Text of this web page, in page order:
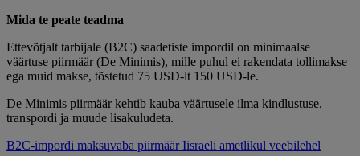
Mida te peate teadma
Ettevõtjalt tarbijale (B2C) saadetiste impordil on minimaalse
väärtuse piirmäär (De Minimis), mille puhul ei rakendata tollimakse
ega muid makse, tõstetud 75 USD-lt 150 USD-le.
De Minimis piirmäär kehtib kauba väärtusele ilma kindlustuse,
transpordi ja muude lisakuludeta.
B2C-impordi maksuvaba piirmäär Iisraeli ametlikul veebilehel